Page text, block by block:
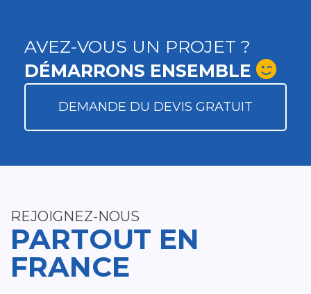
AVEZ-VOUS UN PROJET ?
DÉMARRONS ENSEMBLE
DEMANDE DU DEVIS GRATUIT
REJOIGNEZ-NOUS
PARTOUT EN
FRANCE